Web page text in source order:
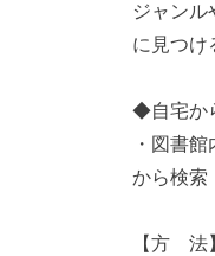
ジャンル
に見つけ
◆自宅か
・図書
から検索
【方 法